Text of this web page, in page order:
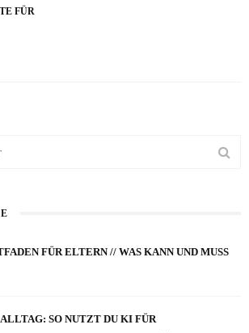
FÜR
FÜR ELTERN // WAS KANN UND MUSS
SO NUTZT DU KI FÜR